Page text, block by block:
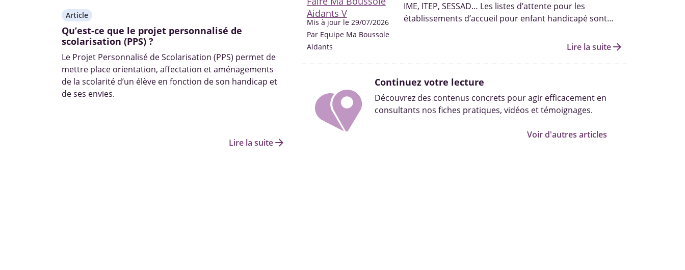
Article
Qu’est-ce que le projet personnalisé de
scolarisation (PPS) ?
Le Projet Personnalisé de Scolarisation (PPS) permet de
mettre place orientation, affectation et aménagements
de la scolarité d’un élève en fonction de son handicap et
de ses envies.
Lire la suitearrow_forward
Mis à jour le 29/07/2026
Par Equipe Ma Boussole
Aidants
IME, ITEP, SESSAD… Les listes d’attente pour les
établissements d’accueil pour enfant handicapé sont
Lire la suitearrow_forward
Continuez votre lecture
Découvrez des contenus concrets pour agir efficacement en
consultants nos fiches pratiques, vidéos et témoignages.
Voir d'autres articles